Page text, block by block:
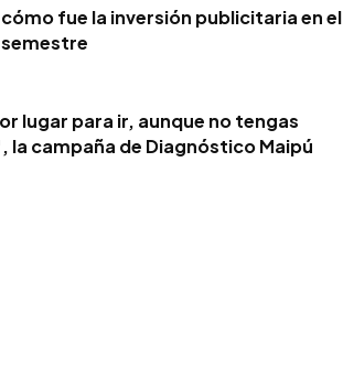
cómo fue la inversión publicitaria en el
lugar para ir, aunque no tengas
la campaña de Diagnóstico Maipú